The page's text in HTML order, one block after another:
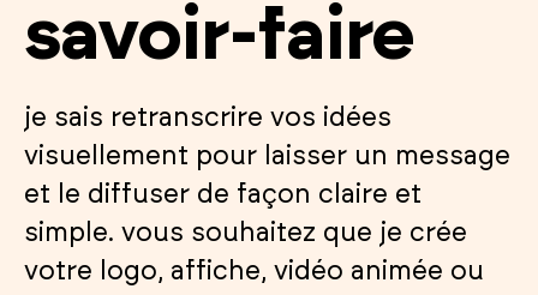
savoir-faire
je sais retranscrire vos idées
visuellement pour laisser un message
et le diffuser de façon claire et
simple. vous souhaitez que je crée
votre logo, affiche, vidéo animée ou